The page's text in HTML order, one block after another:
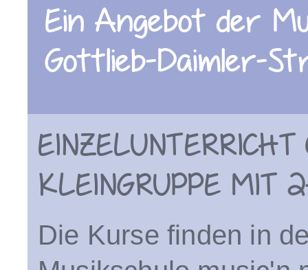
Ein Angebot der
Gottlieb-Daimler-
KLEINGRUPPE MIT
Die Kurse finden in